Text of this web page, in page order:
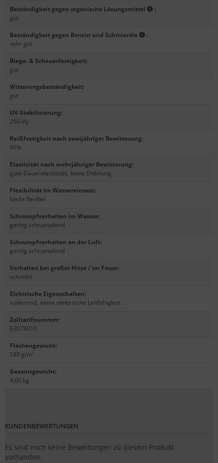
Beständigkeit gegen organische Lösungsmittel
:
gut
Beständigkeit gegen Benzin und Schmieröle
:
sehr gut
Biege- & Scheuerfestigkeit:
gut
Witterungsbeständigkeit:
gut
UV-Stabilisierung:
250 kly
Reißfestigkeit nach zweijähriger Bewitterung:
90%
Elastizität nach mehrjähriger Bewitterung:
gute Dauerelastizität, keine Dehnung
Flexibilität im Wassereinsatz:
bleibt flexibel
Schrumpfverhalten im Wasser:
gering schrumpfend
Schrumpfverhalten an der Luft:
gering schrumpfend
Verhalten bei großer Hitze / im Feuer:
schmilzt
Elektrische Eigenschaften:
isolierend, keine elektrische Leitfähigkeit
Zolltarifnummer:
63079010
Flächengewicht:
180 g/m²
Gesamtgewicht:
4,60 kg
KUNDENBEWERTUNGEN
Es sind noch keine Bewertungen zu diesem Produkt
vorhanden.